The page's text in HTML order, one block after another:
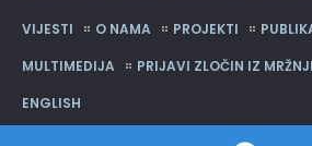
VIJESTI O NAMA PROJEKTI
MULTIMEDIJA
PRIJAVI ZLOČIN IZ
ENGLISH